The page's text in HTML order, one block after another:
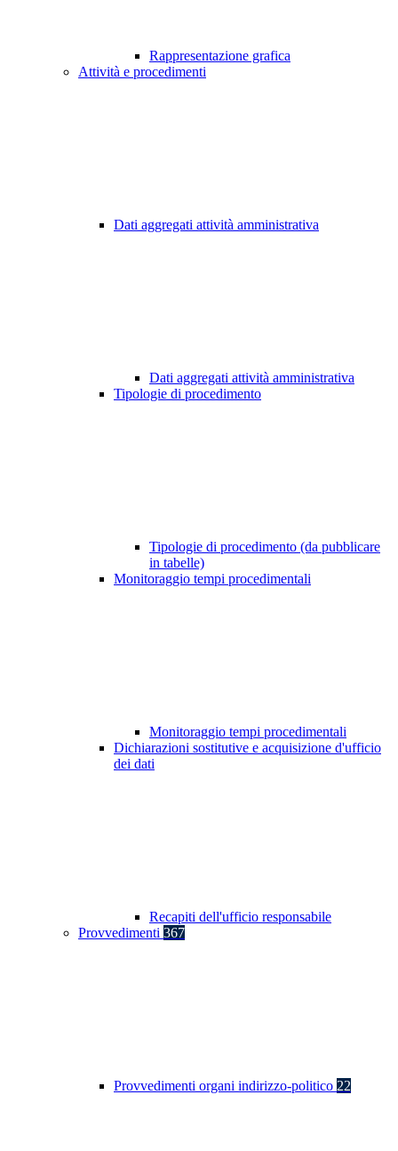
Rappresentazione grafica
Attività e procedimenti
Dati aggregati attività amministrativa
Dati aggregati attività amministrativa
Tipologie di procedimento
Tipologie di procedimento (da pubblicare
in tabelle)
Monitoraggio tempi procedimentali
Monitoraggio tempi procedimentali
Dichiarazioni sostitutive e acquisizione d'ufficio
dei dati
Recapiti dell'ufficio responsabile
Provvedimenti 367
Provvedimenti organi indirizzo-politico 22